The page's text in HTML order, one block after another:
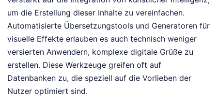
um die Erstellung dieser Inhalte zu vereinfachen.
Automatisierte Übersetzungstools und Generatoren für
visuelle Effekte erlauben es auch technisch weniger
versierten Anwendern, komplexe digitale Grüße zu
erstellen. Diese Werkzeuge greifen oft auf
Datenbanken zu, die speziell auf die Vorlieben der
Nutzer optimiert sind.